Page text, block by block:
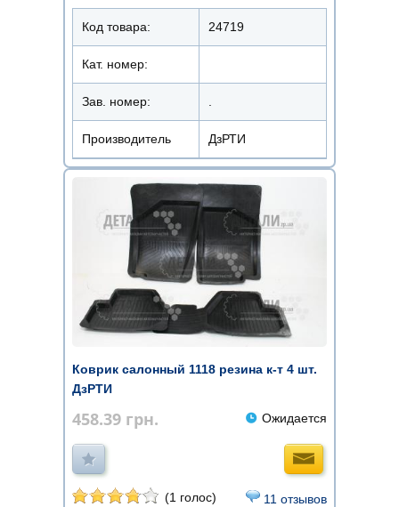
Код товара: 24719
Кат. номер:
Зав. номер:
Производитель ДзРТИ
Коврик салонный 1118 резина к-т 4 шт.
ДзРТИ
458.39 грн. Ожидается
(1 голос) 11 отзывов